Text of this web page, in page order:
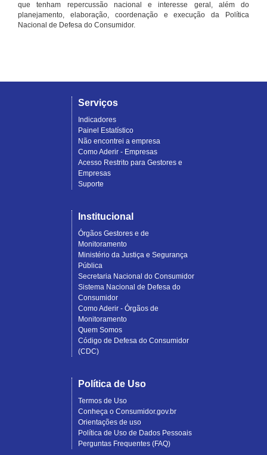
que tenham repercussão nacional e interesse geral, além do
planejamento, elaboração, coordenação e execução da Política
Nacional de Defesa do Consumidor.
Serviços
Indicadores
Painel Estatístico
Não encontrei a empresa
Como Aderir - Empresas
Acesso Restrito para Gestores e
Empresas
Suporte
Institucional
Órgãos Gestores e de
Monitoramento
Ministério da Justiça e Segurança
Pública
Secretaria Nacional do Consumidor
Sistema Nacional de Defesa do
Consumidor
Como Aderir - Órgãos de
Monitoramento
Quem Somos
Código de Defesa do Consumidor
(CDC)
Política de Uso
Termos de Uso
Conheça o Consumidor.gov.br
Orientações de uso
Política de Uso de Dados Pessoais
Perguntas Frequentes (FAQ)